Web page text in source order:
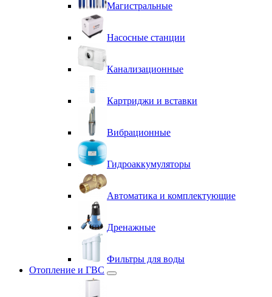
Магистральные
Насосные станции
Канализационные
Картриджи и вставки
Вибрационные
Гидроаккумуляторы
Автоматика и комплектующие
Дренажные
Фильтры для воды
Отопление и ГВС